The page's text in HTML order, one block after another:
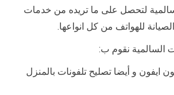
لتحصل على ما تريده من خدمات
للهواتف من كل انواعها.
السالمية نقوم ب:
ايفون و أيضا تصليح تلفونات بالمنزل